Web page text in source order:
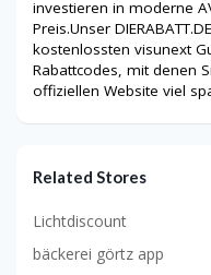
investieren in moderne
Preis.Unser
kostenlossten visunext
Rabattcodes, mit denen
offiziellen Website viel
Related Stores
Lichtdiscount
bäckerei görtz app